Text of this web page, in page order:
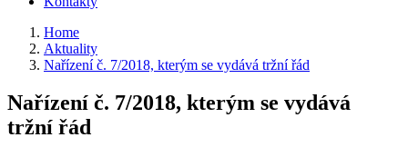
Home
Aktuality
Nařízení č. 7/2018, kterým se vydává tržní řád
Nařízení č. 7/2018, kterým se vydává
tržní řád